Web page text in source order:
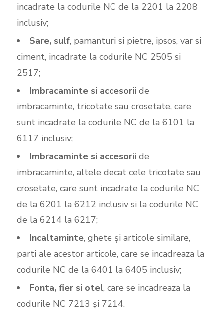
incadrate la codurile NC de la 2201 la 2208
inclusiv;
Sare, sulf, pamanturi si pietre, ipsos, var si
ciment, incadrate la codurile NC 2505 si
2517;
Imbracaminte si accesoriide
imbracaminte, tricotate sau crosetate, care
sunt incadrate la codurile NC de la 6101 la
6117 inclusiv;
Imbracaminte si accesoriide
imbracaminte, altele decat cele tricotate sau
crosetate, care sunt incadrate la codurile NC
de la 6201 la 6212 inclusiv si la codurile NC
de la 6214 la 6217;
Incaltaminte, ghete și articole similare,
parti ale acestor articole, care se incadreaza la
codurile NC de la 6401 la 6405 inclusiv;
Fonta, fier si otel, care se incadreaza la
codurile NC 7213 şi 7214.